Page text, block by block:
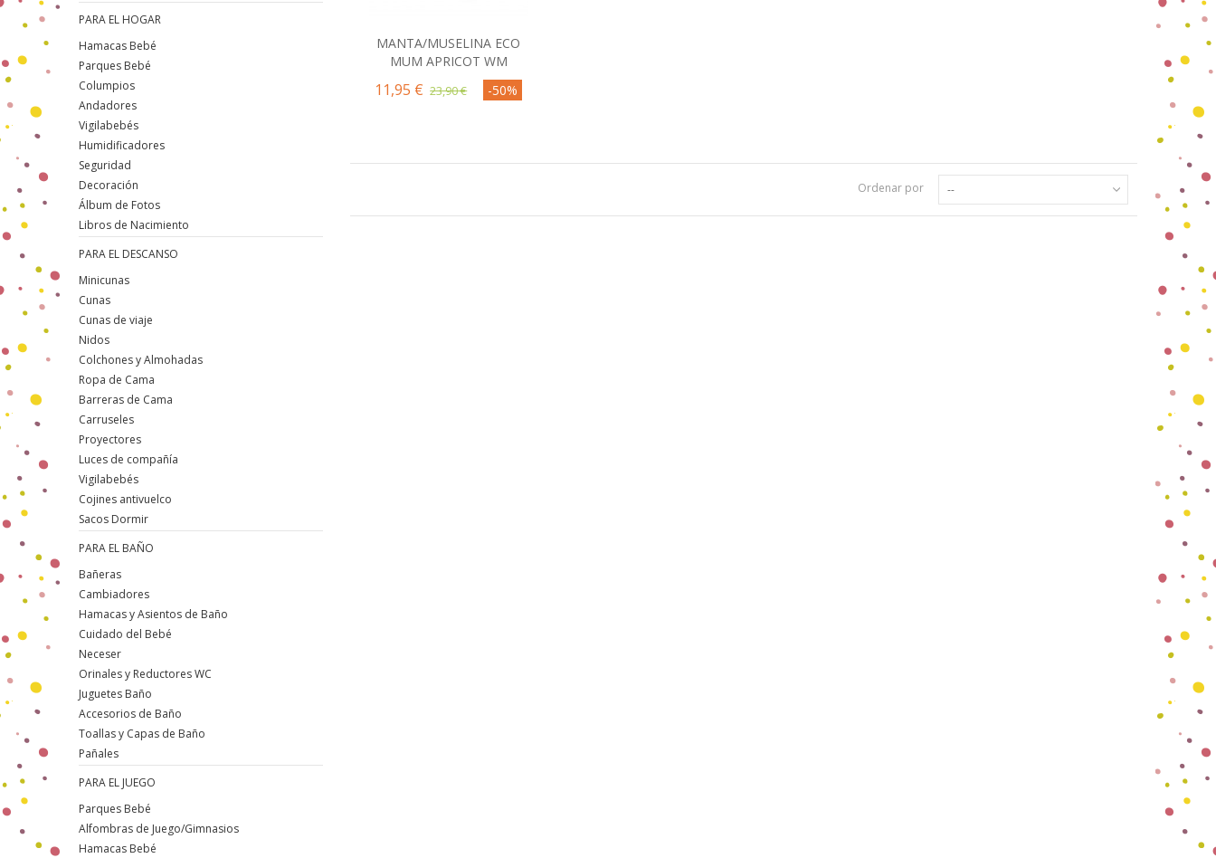
PARA EL HOGAR
Hamacas Bebé
Parques Bebé
Columpios
Andadores
Vigilabebés
Humidificadores
Seguridad
Decoración
Álbum de Fotos
Libros de Nacimiento
PARA EL DESCANSO
Minicunas
Cunas
Cunas de viaje
Nidos
Colchones y Almohadas
Ropa de Cama
Barreras de Cama
Carruseles
Proyectores
Luces de compañía
Vigilabebés
Cojines antivuelco
Sacos Dormir
PARA EL BAÑO
Bañeras
Cambiadores
Hamacas y Asientos de Baño
Cuidado del Bebé
Neceser
Orinales y Reductores WC
Juguetes Baño
Accesorios de Baño
Toallas y Capas de Baño
Pañales
PARA EL JUEGO
Parques Bebé
Alfombras de Juego/Gimnasios
Hamacas Bebé
Comprar
MANTA/MUSELINA ECO
MUM APRICOT WM
11,95 € 23,90 € -50%
Ordenar por --